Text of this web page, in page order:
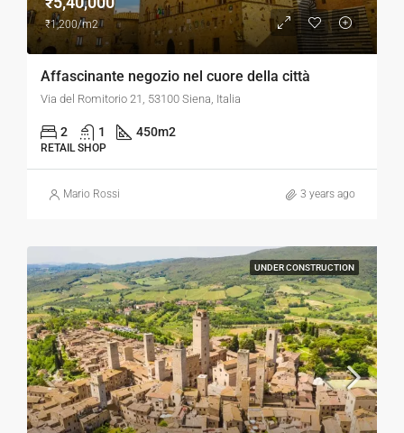
₹1,200/m2
Affascinante negozio nel cuore della città
Via del Romitorio 21, 53100 Siena, Italia
2 1 450m2
RETAIL SHOP
Mario Rossi 3 years ago
UNDER CONSTRUCTION